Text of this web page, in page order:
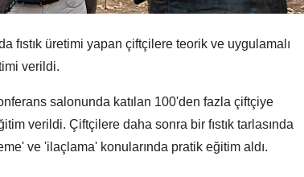
fıstık üretimi yapan çiftçilere teorik ve uygulamalı
verildi.
salonunda katılan 100'den fazla çiftçiye
verildi. Çiftçilere daha sonra bir fıstık tarlasında
ve 'ilaçlama' konularında pratik eğitim aldı.